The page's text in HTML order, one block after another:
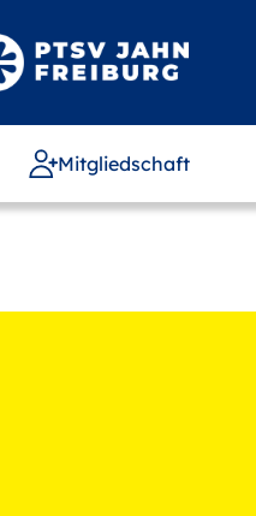
Mitgliedschaft